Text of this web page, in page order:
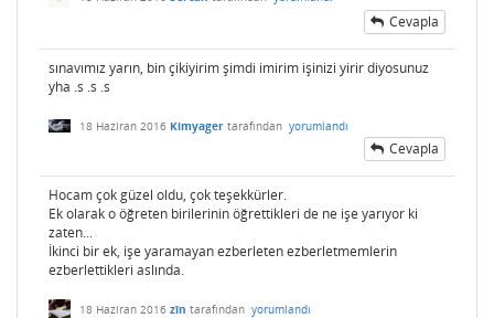
Cevapla
sınavımız yarın, bin çikiyirim şimdi imirim işinizi yirir diyosunuz
yha .s .s .s
18 Haziran 2016 Kimyager tarafından yorumlandı
Cevapla
Hocam çok güzel oldu, çok teşekkürler.
Ek olarak o öğreten birilerinin öğrettikleri de ne işe yarıyor ki
zaten...
İkinci bir ek, işe yaramayan ezberleten ezberletmemlerin
ezberlettikleri aslında.
18 Haziran 2016 zîn tarafından yorumlandı